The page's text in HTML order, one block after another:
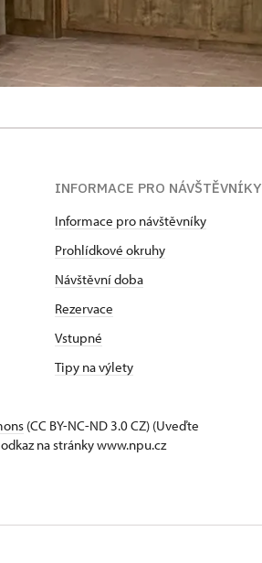
INFORMACE PRO NÁVŠTĚVNÍKY
Informace pro návštěvníky
Prohlídkové okruhy
Návštěvní doba
Rezervace
Vstupné
Tipy na výlety
(CC BY-NC-ND 3.0 CZ) (Uveďte
na stránky www.npu.cz